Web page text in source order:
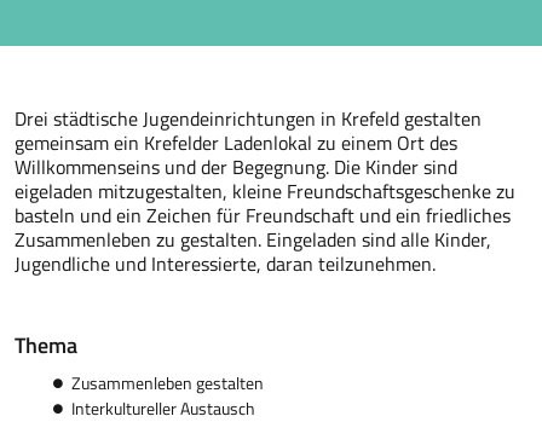
Drei städtische Jugendeinrichtungen in Krefeld gestalten
gemeinsam ein Krefelder Ladenlokal zu einem Ort des
Willkommenseins und der Begegnung. Die Kinder sind
eigeladen mitzugestalten, kleine Freundschaftsgeschenke zu
basteln und ein Zeichen für Freundschaft und ein friedliches
Zusammenleben zu gestalten. Eingeladen sind alle Kinder,
Jugendliche und Interessierte, daran teilzunehmen.
Thema
Zusammenleben gestalten
Interkultureller Austausch